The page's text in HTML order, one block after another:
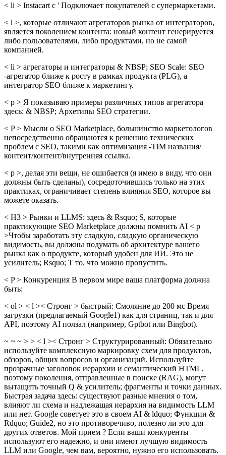
< li > Instacart с ' Подключает покупателей с супермаркетами.
< l >, которые отличают агрегаторов рынка от интеграторов,
является поколением контента: новый контент генерируется
либо пользователями, либо продуктами, но не самой
компанией.
< li > агрегаторы и интеграторы & NBSP; SEO Scale: SEO
-агрегатор ближе к росту в рамках продукта (PLG), а
интегратор SEO ближе к маркетингу.
< p > Я показываю примеры различных типов агрегатора
здесь: & NBSP; Архетипы SEO стратегии.
< P > Мысли о SEO Marketplace, большинство маркетологов
непосредственно обращаются к решению технических
проблем с SEO, такими как оптимизация -TIM названия/
контент/контент/внутренняя ссылка.
< p >, делая эти вещи, не ошибается (я имею в виду, что они
должны быть сделаны), сосредоточившись только на этих
практиках, ограничивает степень влияния SEO, которое вы
можете оказать.
< H3 > Рынки и LLMS: здесь & Rsquo; S, которые
практикующие SEO Marketplace должны помнить AI < p
>Чтобы заработать эту сладкую, сладкую органическую
видимость, вы должны подумать об архитектуре вашего
рынка как о продукте, который удобен для ИИ. Это не
усилитель; Rsquo; T то, что можно пропустить.
< P > Конкуренция В первом мире ваша платформа должна
быть:
< ol > < l >< Стронг > быстрый: Смоляние до 200 мс Время
загрузки (предлагаемый Google1) как для страниц, так и для
API, поэтому AI ползал (например, Gptbot или Bingbot).
~ ~ ~ > > < l >< Стронг > Структурированный: Обязательно
используйте комплексную маркировку схем для продуктов,
обзоров, общих вопросов и организаций. Используйте
прозрачные заголовок иерархии и семантический HTML,
поэтому поколения, отправленные в поиске (RAG), могут
вытащить точный Q & усилитель; фрагменты и точки данных.
Быстрая задача здесь: существуют разные мнения о том,
влияют ли схема и надлежащая иерархия на видимость LLM
или нет. Google советует это в своем AI & ldquo; Функции &
Rdquo; Guide2, но это противоречиво, полезно ли это для
других ответов. Мой прием ? Если ваши конкуренты
используют его надежно, и они имеют лучшую видимость
LLM или Google, чем вам, вероятно, нужно его использовать.